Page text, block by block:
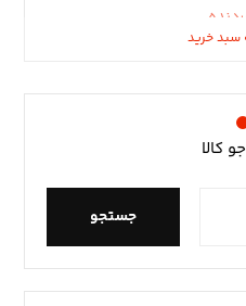
سبد خرید
سبد خرید
کالا
جستجو